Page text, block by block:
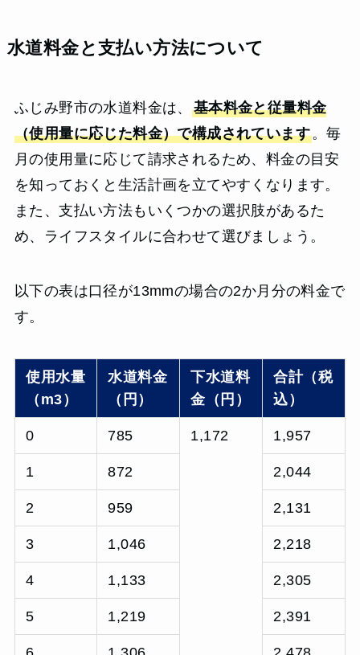
水道料金と支払い方法について
ふじみ野市の水道料金は、 基本料金と従量料金
（使用量に応じた料金）で構成されています。毎
月の使用量に応じて請求されるため、料金の目安
を知っておくと生活計画を立てやすくなります。
また、支払い方法もいくつかの選択肢があるた
め、ライフスタイルに合わせて選びましょう。
以下の表は口径が13mmの場合の2か月分の料金で
す。
使用水量
（m3）
水道料金
（円）
下水道料
金（円）
合計（税
込）
0 785 1,172 1,957
1 872 2,044
2 959 2,131
3 1,046 2,218
4 1,133 2,305
5 1,219 2,391